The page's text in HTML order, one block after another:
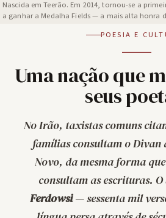
Nascida em Teerão. Em 2014, tornou-se a
a ganhar a Medalha Fields — a mais alta honra
POESIA E
Uma nação que
seus
No Irão, taxistas comuns
famílias consultam oDivan
Novo, da mesma forma
consultam as escrituras. O
Ferdowsi— sessenta mil